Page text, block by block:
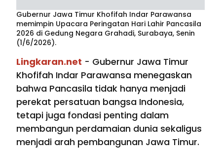
Gubernur Jawa Timur Khofifah Indar Parawansa
memimpin Upacara Peringatan Hari Lahir Pancasila
2026 di Gedung Negara Grahadi, Surabaya, Senin
(1/6/2026).
Lingkaran.net - Gubernur Jawa Timur
Khofifah Indar Parawansa menegaskan
bahwa Pancasila tidak hanya menjadi
perekat persatuan bangsa Indonesia,
tetapi juga fondasi penting dalam
membangun perdamaian dunia sekaligus
menjadi arah pembangunan Jawa Timur.